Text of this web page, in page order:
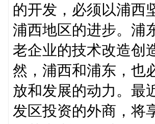
的开发，必须以浦西
浦西地区的进步。浦
老企业的技术改造创
然，浦西和浦东，也
放和发展的动力。最
发区投资的外商，将